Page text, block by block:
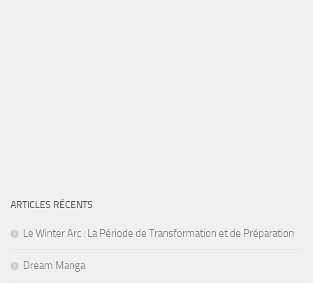
ARTICLES RÉCENTS
Le Winter Arc : La Période de Transformation et de Préparation
Dream Manga